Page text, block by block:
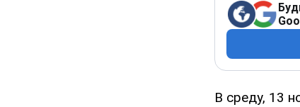
В среду, 13